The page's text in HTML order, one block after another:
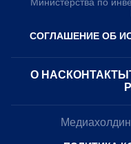
СОГЛАШЕНИЕ ОБ
О НАС КОНТАКТЫ